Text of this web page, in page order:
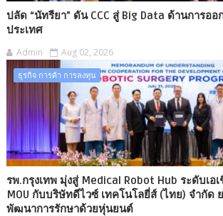
ปลัด “นัทรียา” ดัน CCC สู่ Big Data ด้านการออ
ประเทศ
Admin Aug 02, 2026
ธุรกิจ การค้า การลงทุน
รพ.กรุงเทพ มุ่งสู่ Medical Robot Hub ระดับเอ
MOU กับบริษัทดีไวซ์ เทคโนโลยี่ส์ (ไทย) จำกัด
พัฒนาการรักษาด้วยหุ่นยนต์